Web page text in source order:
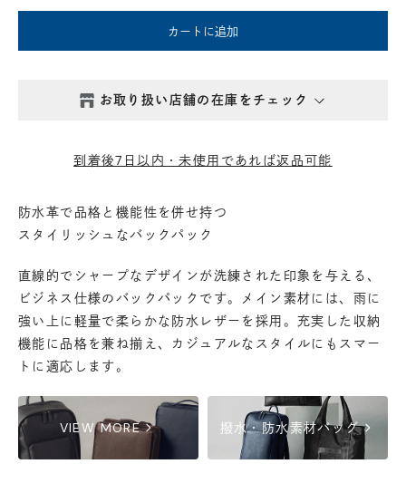
カートに追加
お取り扱い店舗の在庫をチェック
丸の内店 - 在庫 -△
渋谷店- 在庫 -△
六本木店- 在庫 -△
日本橋店- 在庫 -△
自由が丘店 - 在庫 -
到着後7日以内・未使用であれば返品可能
防水革で品格と機能性を併せ持つ
スタイリッシュなバックパック
直線的でシャープなデザインが洗練された印象を与える、
ビジネス仕様のバックパックです。メイン素材には、雨に
強い上に軽量で柔らかな防水レザーを採用。充実した収納
機能に品格を兼ね揃え、カジュアルなスタイルにもスマー
トに適応します。
VIEW MOREchevron_right 撥水・防水素材バッグchevron_right